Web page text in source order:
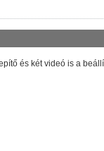
és két videó is a